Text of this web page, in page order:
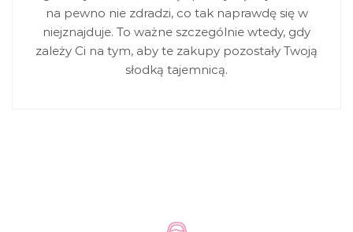
na pewno nie zdradzi, co tak naprawdę się w
niejznajduje. To ważne szczególnie wtedy, gdy
zależy Ci na tym, aby te zakupy pozostały Twoją
słodką tajemnicą.